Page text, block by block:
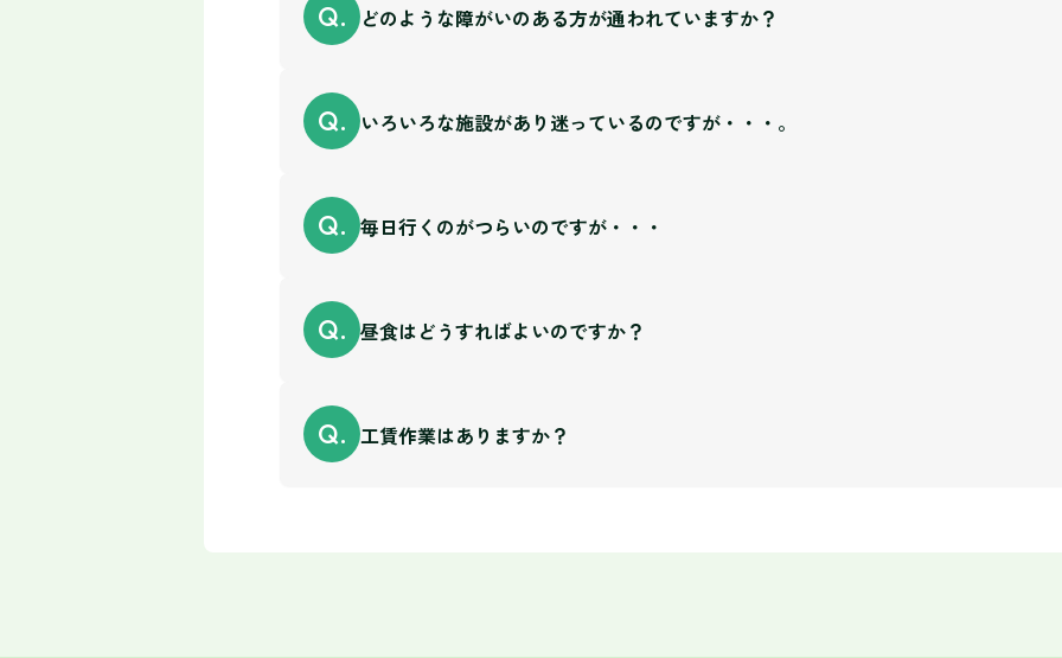
す。安心して通所ください。
A. 通常は2年間ですが、延長申請を行い、市区町村がその必要性を認めればもう1年、計3
Q. どのような障がいのある方が通われていますか？
A.
主に知的障がい、発達障がい、精神障がいの方が通われていますが、ＨＯＰＥ神田では
ルの向上に特に力を入れていることから、対人関係スキルに課題のある発達障がいの方
Q. いろいろな施設があり迷っているのですが・・・。
A.
まずは、見学にお越しください。見学は随時受け付けております。実際にご覧いただき
で、ご興味がわきましたら、3日～5日の体験通所をしていただきます。体験通所をされ
Q. 毎日行くのがつらいのですが・・・
A.
現在の体力・集中力・障がい特性等に合わせて、通所当初は午前中だけにするとか、週
選択することができます。基礎体力を養うこと、生活リズムを整えることなども、就職
Q. 昼食はどうすればよいのですか？
・お弁当を持ってきてＨＯＰＥ神田で食べる
Q. 工賃作業はありますか？